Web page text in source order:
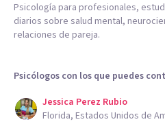
Psicología para profesionales,
diarios sobre salud mental,
relaciones de pareja.
Psicólogos con los que puedes
Jessica Perez Rubio
Florida, Estados Unidos de